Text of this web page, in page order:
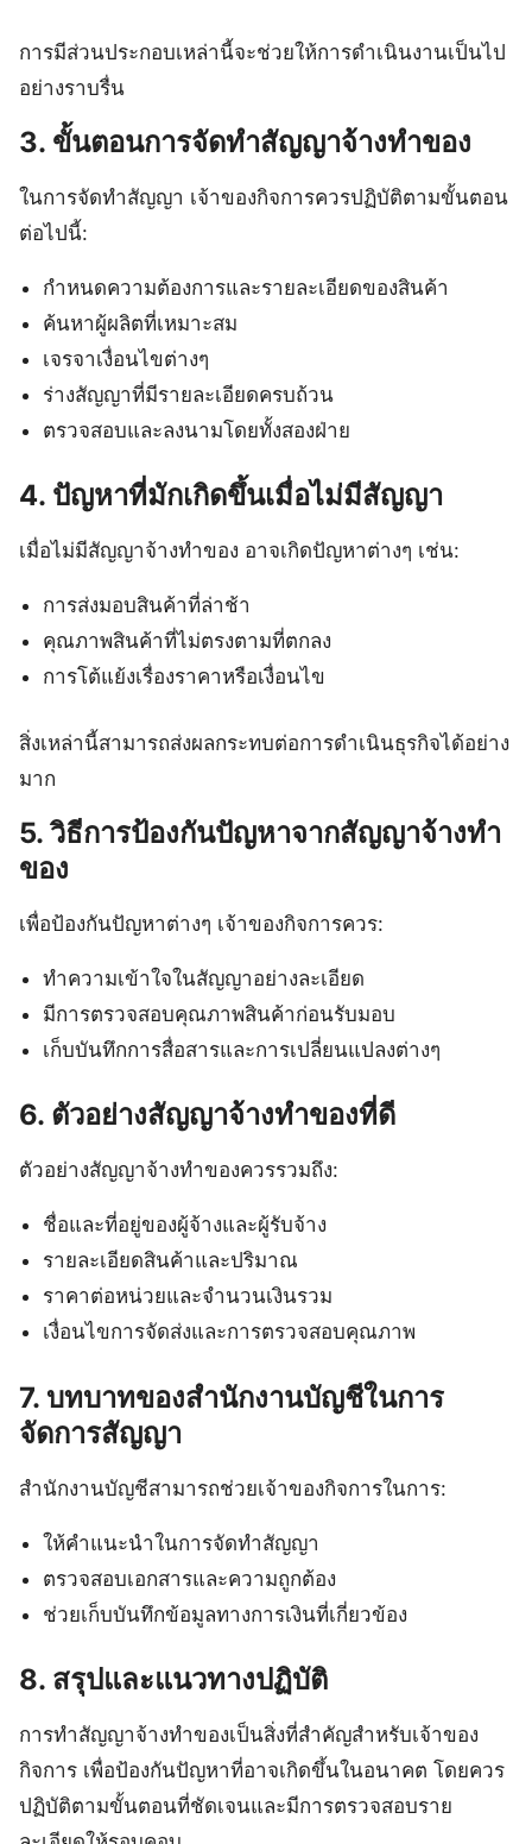
การมีส่วนประกอบเหล่านี้จะช่วยให้การดำเนินงานเป็นไป
อย่างราบรื่น
3. ขั้นตอนการจัดทำสัญญาจ้างทำของ
ในการจัดทำสัญญา เจ้าของกิจการควรปฏิบัติตามขั้นตอน
ต่อไปนี้:
กำหนดความต้องการและรายละเอียดของสินค้า
ค้นหาผู้ผลิตที่เหมาะสม
เจรจาเงื่อนไขต่างๆ
ร่างสัญญาที่มีรายละเอียดครบถ้วน
ตรวจสอบและลงนามโดยทั้งสองฝ่าย
4. ปัญหาที่มักเกิดขึ้นเมื่อไม่มีสัญญา
เมื่อไม่มีสัญญาจ้างทำของ อาจเกิดปัญหาต่างๆ เช่น:
การส่งมอบสินค้าที่ล่าช้า
คุณภาพสินค้าที่ไม่ตรงตามที่ตกลง
การโต้แย้งเรื่องราคาหรือเงื่อนไข
สิ่งเหล่านี้สามารถส่งผลกระทบต่อการดำเนินธุรกิจได้อย่าง
มาก
5. วิธีการป้องกันปัญหาจากสัญญาจ้างทำ
ของ
เพื่อป้องกันปัญหาต่างๆ เจ้าของกิจการควร:
ทำความเข้าใจในสัญญาอย่างละเอียด
มีการตรวจสอบคุณภาพสินค้าก่อนรับมอบ
เก็บบันทึกการสื่อสารและการเปลี่ยนแปลงต่างๆ
6. ตัวอย่างสัญญาจ้างทำของที่ดี
ตัวอย่างสัญญาจ้างทำของควรรวมถึง:
ชื่อและที่อยู่ของผู้จ้างและผู้รับจ้าง
รายละเอียดสินค้าและปริมาณ
ราคาต่อหน่วยและจำนวนเงินรวม
เงื่อนไขการจัดส่งและการตรวจสอบคุณภาพ
7. บทบาทของสำนักงานบัญชีในการ
จัดการสัญญา
สำนักงานบัญชีสามารถช่วยเจ้าของกิจการในการ:
ให้คำแนะนำในการจัดทำสัญญา
ตรวจสอบเอกสารและความถูกต้อง
ช่วยเก็บบันทึกข้อมูลทางการเงินที่เกี่ยวข้อง
8. สรุปและแนวทางปฏิบัติ
การทำสัญญาจ้างทำของเป็นสิ่งที่สำคัญสำหรับเจ้าของ
กิจการ เพื่อป้องกันปัญหาที่อาจเกิดขึ้นในอนาคต โดยควร
ปฏิบัติตามขั้นตอนที่ชัดเจนและมีการตรวจสอบราย